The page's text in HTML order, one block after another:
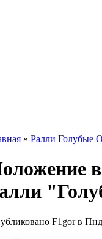
» Ралли Голубые
F1gor в